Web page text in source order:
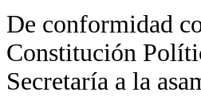
De conformidad
Constitución
Secretaría a la